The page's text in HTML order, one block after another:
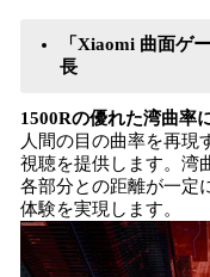
「Xiaomi 曲面ゲ
長
1500Rの優れた湾曲率
人間の目の曲率を再現
視聴を提供します。湾
各部分との距離が一定
体験を実現します。